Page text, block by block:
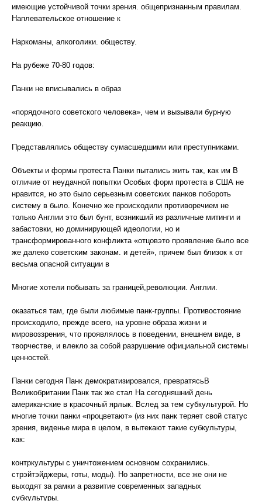
имеющие устойчивой точки зрения. общепризнанным правилам.
Наплевательское отношение к
Наркоманы, алкоголики. обществу.
На рубеже 70-80 годов:
Панки не вписывались в образ
«порядочного советского человека», чем и вызывали бурную
реакцию.
Представлялись обществу сумасшедшими или преступниками.
Объекты и формы протеста Панки пытались жить так, как им В
отличие от неудачной попытки Особых форм протеста в США не
нравится, но это было серьезным советских панков побороть
систему в было. Конечно же происходили противоречием не
только Англии это был бунт, возникший из различные митинги и
забастовки, но доминирующей идеологии, но и
трансформированного конфликта «отцовэто проявление было все
же далеко советским законам. и детей», причем был близок к от
весьма опасной ситуации в
Многие хотели побывать за границей,революции. Англии.
оказаться там, где были любимые панк-группы. Противостояние
происходило, прежде всего, на уровне образа жизни и
мировоззрения, что проявлялось в поведении, внешнем виде, в
творчестве, и влекло за собой разрушение официальной системы
ценностей.
Панки сегодня Панк демократизировался, превратясьВ
Великобритании Панк так же стал На сегодняшний день
американские в красочный ярлык. Вслед за тем субкультурой. Но
многие точки панки «процветают» (из них панк теряет свой статус
зрения, виденье мира в целом, в вытекают такие субкультуры,
как:
контркультуры с уничтожением основном сохранились.
стрэйтэйджеры, готы, моды). Но запретности, все же они не
выходят за рамки а развитие современных западных
субкультуры.